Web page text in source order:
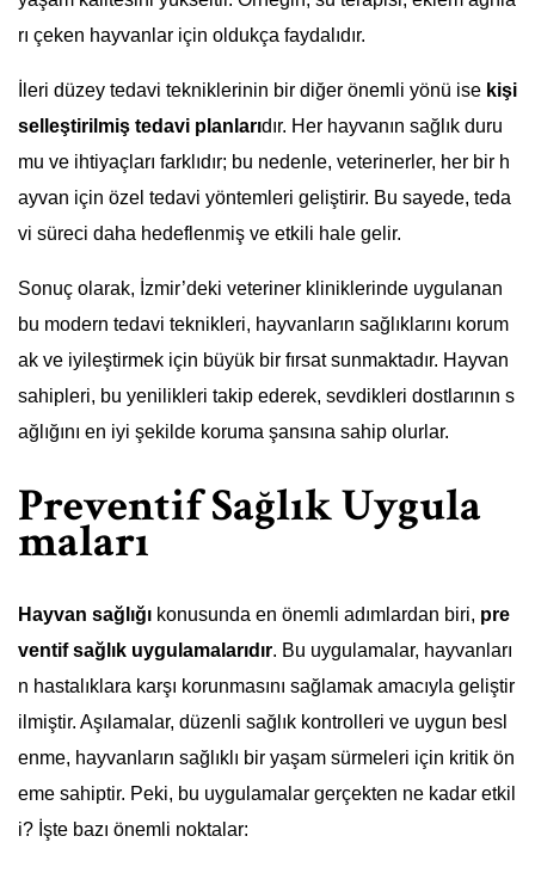
rı çeken hayvanlar için oldukça faydalıdır.
İleri düzey tedavi tekniklerinin bir diğer önemli yönü ise kişi
selleştirilmiş tedavi planlarıdır. Her hayvanın sağlık duru
mu ve ihtiyaçları farklıdır; bu nedenle, veterinerler, her bir h
ayvan için özel tedavi yöntemleri geliştirir. Bu sayede, teda
vi süreci daha hedeflenmiş ve etkili hale gelir.
Sonuç olarak, İzmir’deki veteriner kliniklerinde uygulanan
bu modern tedavi teknikleri, hayvanların sağlıklarını korum
ak ve iyileştirmek için büyük bir fırsat sunmaktadır. Hayvan
sahipleri, bu yenilikleri takip ederek, sevdikleri dostlarının s
ağlığını en iyi şekilde koruma şansına sahip olurlar.
Preventif Sağlık Uygula
maları
Hayvan sağlığı konusunda en önemli adımlardan biri, pre
ventif sağlık uygulamalarıdır. Bu uygulamalar, hayvanları
n hastalıklara karşı korunmasını sağlamak amacıyla geliştir
ilmiştir. Aşılamalar, düzenli sağlık kontrolleri ve uygun besl
enme, hayvanların sağlıklı bir yaşam sürmeleri için kritik ön
eme sahiptir. Peki, bu uygulamalar gerçekten ne kadar etkil
i? İşte bazı önemli noktalar: